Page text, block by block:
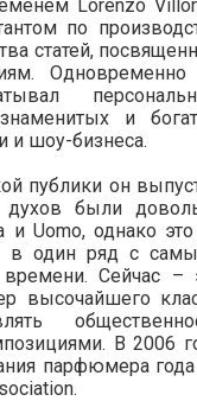
Lorenzo
по
статей,
Одновременно
и
и шоу-бизнеса.
публики он
были
и Uomo, однако
в один ряд с
Сейчас –
высочайшего
В 2006
парфюмера